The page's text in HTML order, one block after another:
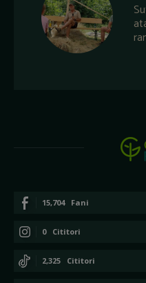
15,704 Fani
0 Cititori
2,325 Cititori